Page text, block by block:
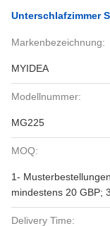
Unterschlafzimmer
Markenbezeichnung:
MYIDEA
Modellnummer:
MG225
MOQ:
1-
mindestens 20 GBP;
Delivery Time: